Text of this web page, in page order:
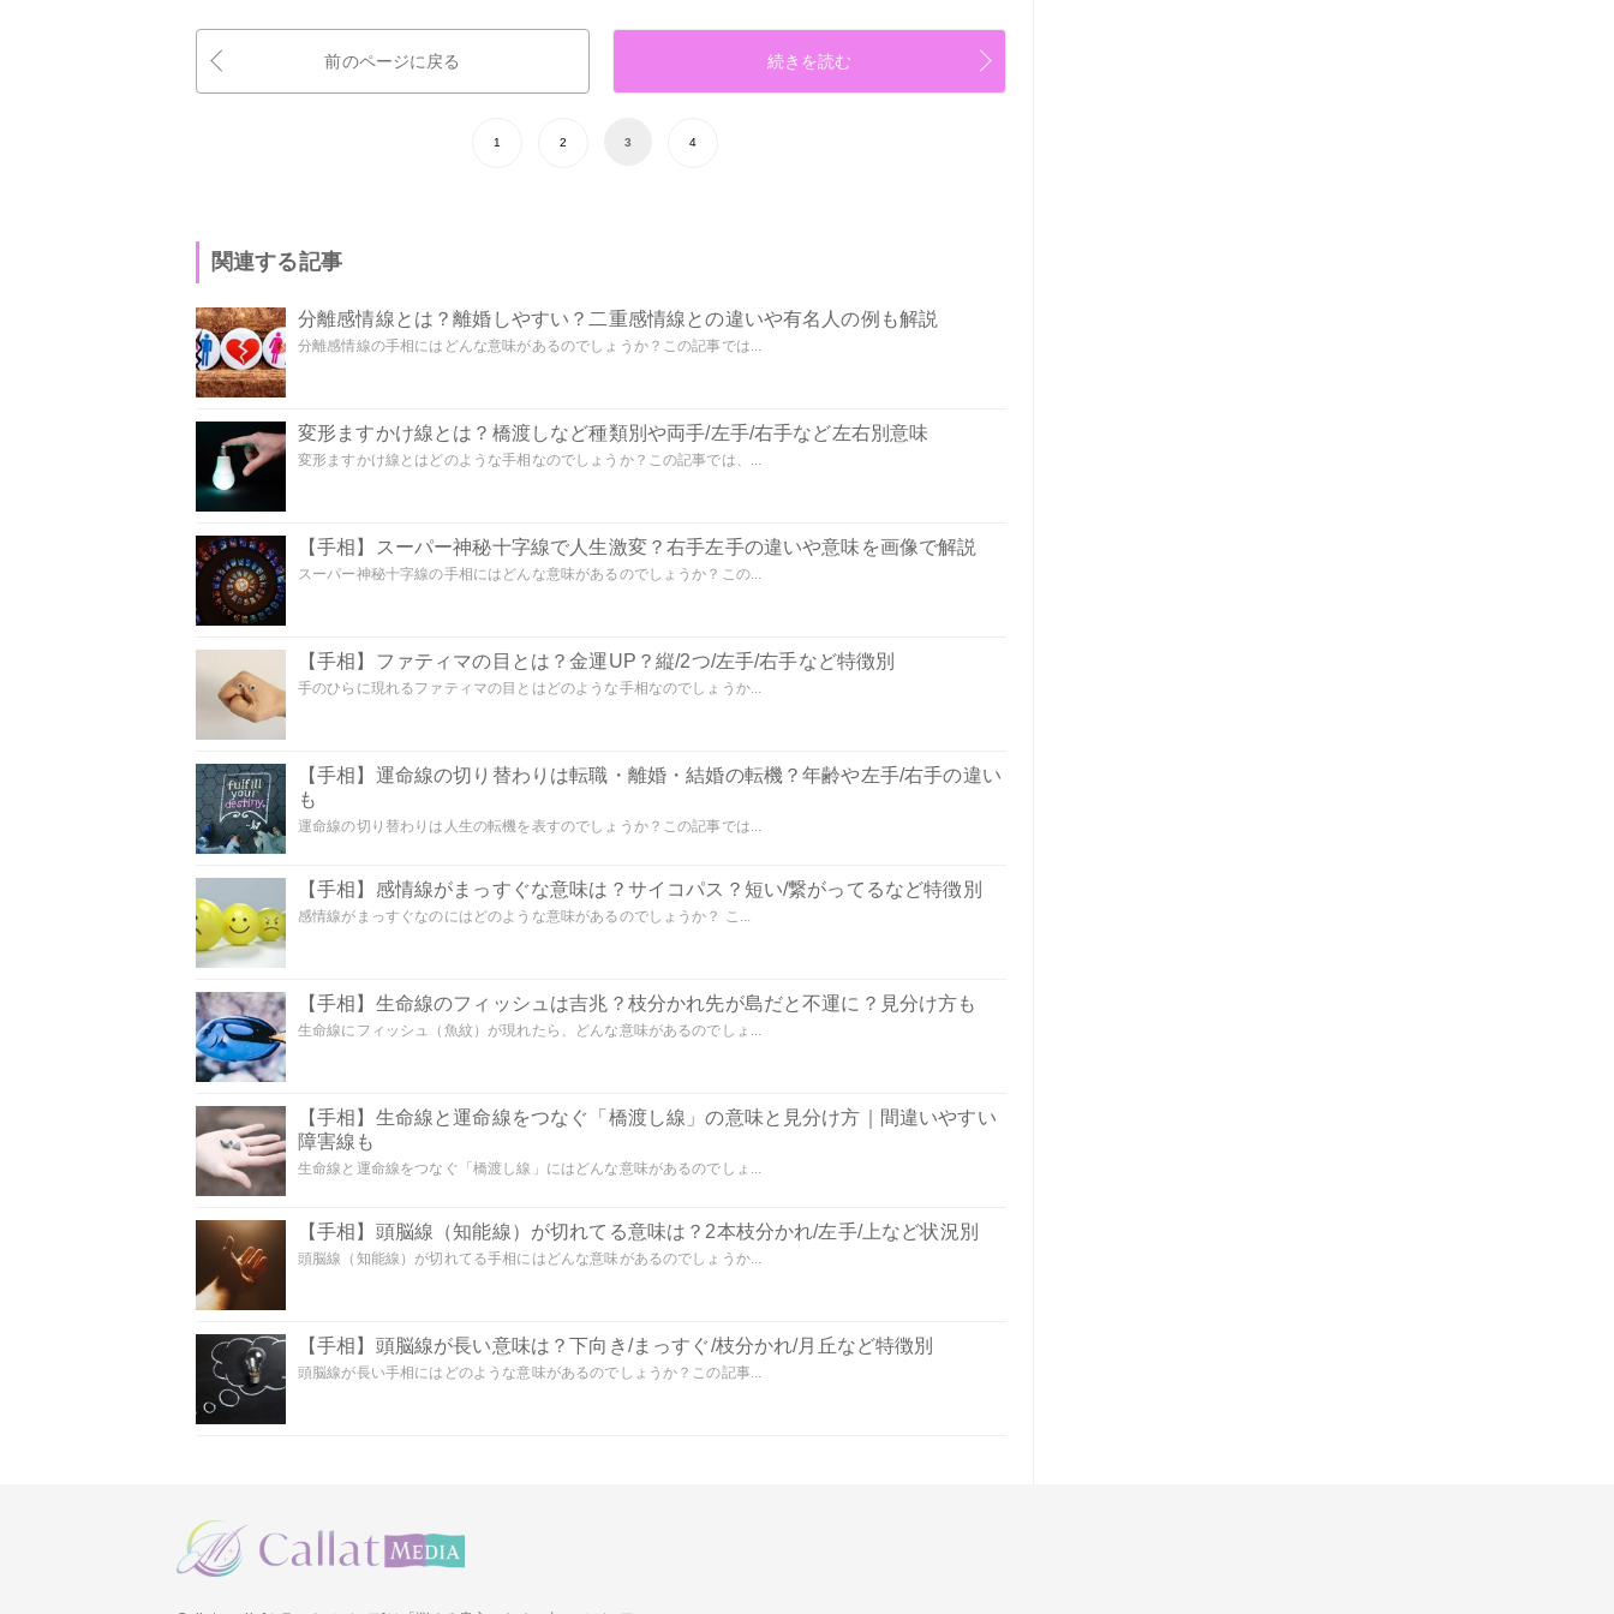
前のページに戻る 続きを読む
1 2 3 4
関連する記事
分離感情線とは？離婚しやすい？二重感情線との違いや有名人の例も解説
分離感情線の手相にはどんな意味があるのでしょうか？この記事では...
変形ますかけ線とは？橋渡しなど種類別や両手/左手/右手など左右別意味
変形ますかけ線とはどのような手相なのでしょうか？この記事では、...
【手相】スーパー神秘十字線で人生激変？右手左手の違いや意味を画像で解説
スーパー神秘十字線の手相にはどんな意味があるのでしょうか？この...
【手相】ファティマの目とは？金運UP？縦/2つ/左手/右手など特徴別
手のひらに現れるファティマの目とはどのような手相なのでしょうか...
【手相】運命線の切り替わりは転職・離婚・結婚の転機？年齢や左手/右手の違い
も
運命線の切り替わりは人生の転機を表すのでしょうか？この記事では...
【手相】感情線がまっすぐな意味は？サイコパス？短い/繋がってるなど特徴別
感情線がまっすぐなのにはどのような意味があるのでしょうか？ こ...
【手相】生命線のフィッシュは吉兆？枝分かれ先が島だと不運に？見分け方も
生命線にフィッシュ（魚紋）が現れたら、どんな意味があるのでしょ...
【手相】生命線と運命線をつなぐ「橋渡し線」の意味と見分け方｜間違いやすい
障害線も
生命線と運命線をつなぐ「橋渡し線」にはどんな意味があるのでしょ...
【手相】頭脳線（知能線）が切れてる意味は？2本枝分かれ/左手/上など状況別
頭脳線（知能線）が切れてる手相にはどんな意味があるのでしょうか...
【手相】頭脳線が長い意味は？下向き/まっすぐ/枝分かれ/月丘など特徴別
頭脳線が長い手相にはどのような意味があるのでしょうか？この記事...